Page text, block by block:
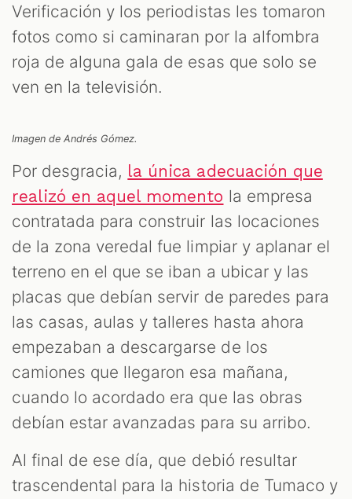
Verificación y los periodistas les tomaron
fotos como si caminaran por la alfombra
roja de alguna gala de esas que solo se
ven en la televisión.
Imagen de Andrés Gómez.
Por desgracia, la única adecuación que
realizó en aquel momento la empresa
contratada para construir las locaciones
de la zona veredal fue limpiar y aplanar el
terreno en el que se iban a ubicar y las
placas que debían servir de paredes para
las casas, aulas y talleres hasta ahora
empezaban a descargarse de los
camiones que llegaron esa mañana,
cuando lo acordado era que las obras
debían estar avanzadas para su arribo.
Al final de ese día, que debió resultar
trascendental para la historia de Tumaco y